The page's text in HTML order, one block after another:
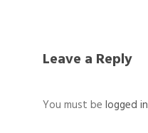
Leave a Reply
You must be logged in